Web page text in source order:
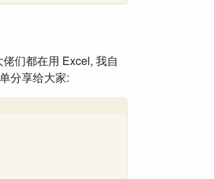
们都在用 Excel, 我自
分享给大家: